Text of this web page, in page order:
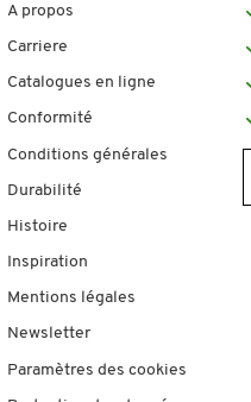
A propos
Carriere
Catalogues en ligne
Conformité
Conditions générales
Durabilité
Histoire
Inspiration
Mentions légales
Newsletter
Paramètres des cookies